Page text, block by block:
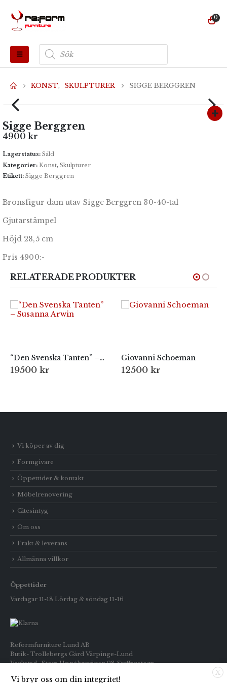
0
Produktsökning
KONST, SKULPTURER SIGGE BERGGREN
Sigge Berggren
4900 kr
Lagerstatus: Såld
Kategorier: Konst, Skulpturer
Etikett: Sigge Berggren
Bronsfigur dam utav Sigge Berggren 30-40-tal
Gjutarstämpel
Höjd 28,5 cm
Pris 4900:-
RELATERADE PRODUKTER
“Den Svenska Tanten” – Susanna Arwin
19500 kr
Giovanni Schoeman
12500 kr
Vi köper av dig
Formgivare
Öppettider & kontakt
Möbelrenovering
Citesintyg
Om oss
Frakt & leverans
Allmänna villkor
Öppettider
Vardagar 11-18 Lördag & söndag 11-16
Reformfurniture Lund AB
Butik- Trollebergs Gård Värpinge-Lund
Verkstad- Stora Uppåkravägen 98 Staffanstorp
X
Vi bryr oss om din integritet!